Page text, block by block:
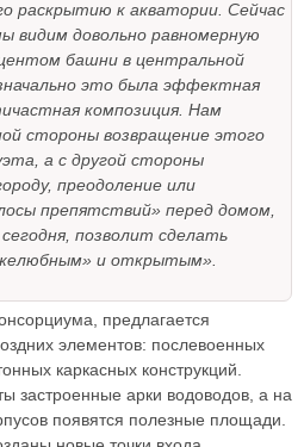
раскрытию к акватории. Сейчас
видим довольно равномерную
башни в центральной
это была эффектная
композиция. Нам
стороны возвращение этого
а с другой стороны
преодоление или
препятствий» перед домом,
позволит сделать
и открытым».
предлагается
элементов: послевоенных
каркасных конструкций.
застроенные арки водоводов, а на
появятся полезные площади.